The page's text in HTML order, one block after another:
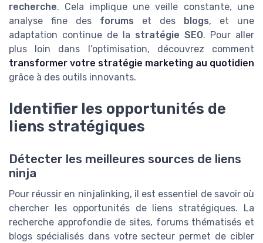
recherche. Cela implique une veille constante, une
analyse fine des forums et des blogs, et une
adaptation continue de la stratégie SEO. Pour aller
plus loin dans l’optimisation, découvrez comment
transformer votre stratégie marketing au quotidien
grâce à des outils innovants.
Identifier les opportunités de
liens stratégiques
Détecter les meilleures sources de liens
ninja
Pour réussir en ninjalinking, il est essentiel de savoir où
chercher les opportunités de liens stratégiques. La
recherche approfondie de sites, forums thématisés et
blogs spécialisés dans votre secteur permet de cibler